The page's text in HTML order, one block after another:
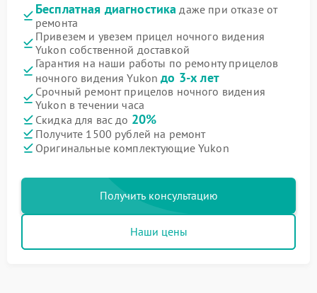
Бесплатная диагностика даже при отказе от
ремонта
Привезем и увезем прицел ночного видения
Yukon собственной доставкой
Гарантия на наши работы по ремонту прицелов
ночного видения Yukonдо 3-х лет
Срочный ремонт прицелов ночного видения
Yukon в течении часа
Скидка для вас до 20%
Получите 1500 рублей на ремонт
Оригинальные комплектующие Yukon
Получить консультацию
Наши цены